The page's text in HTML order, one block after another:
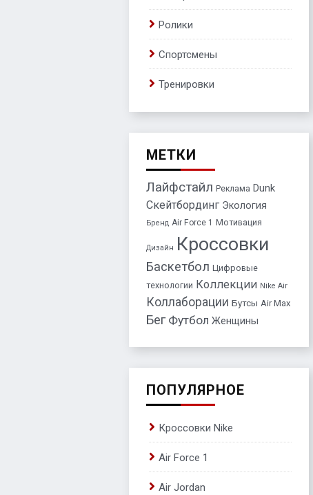
Ролики
Спортсмены
Тренировки
МЕТКИ
Лайфстайл Реклама Dunk
Скейтбординг Экология
Бренд Air Force 1 Мотивация
Дизайн Кроссовки
Баскетбол Цифровые
технологии Коллекции Nike Air
Коллаборации Бутсы Air Max
Бег Футбол Женщины
ПОПУЛЯРНОЕ
Кроссовки Nike
Air Force 1
Air Jordan